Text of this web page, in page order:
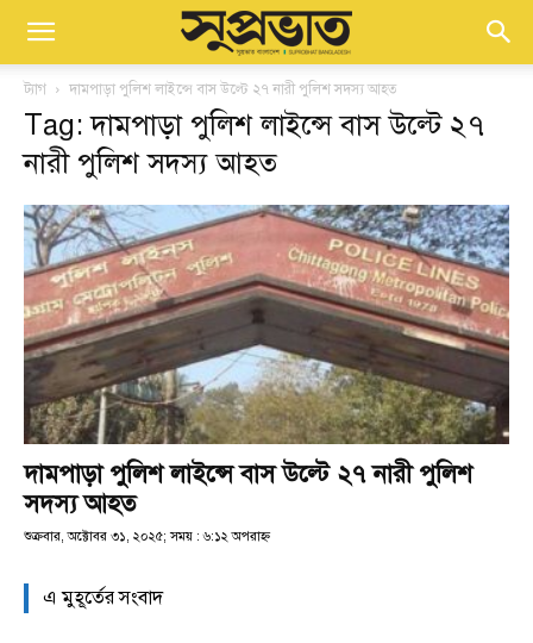
ট্যাগ দামপাড়া পুলিশ লাইন্সে বাস উল্টে ২৭ নারী পুলিশ সদস্য আহত
Tag: দামপাড়া পুলিশ লাইন্সে বাস উল্টে ২৭
নারী পুলিশ সদস্য আহত
দামপাড়া পুলিশ লাইন্সে বাস উল্টে ২৭ নারী পুলিশ
সদস্য আহত
শুক্রবার, অক্টোবর ৩১, ২০২৫; সময় : ৬:১২ অপরাহ্ণ
এ মুহূর্তের সংবাদ